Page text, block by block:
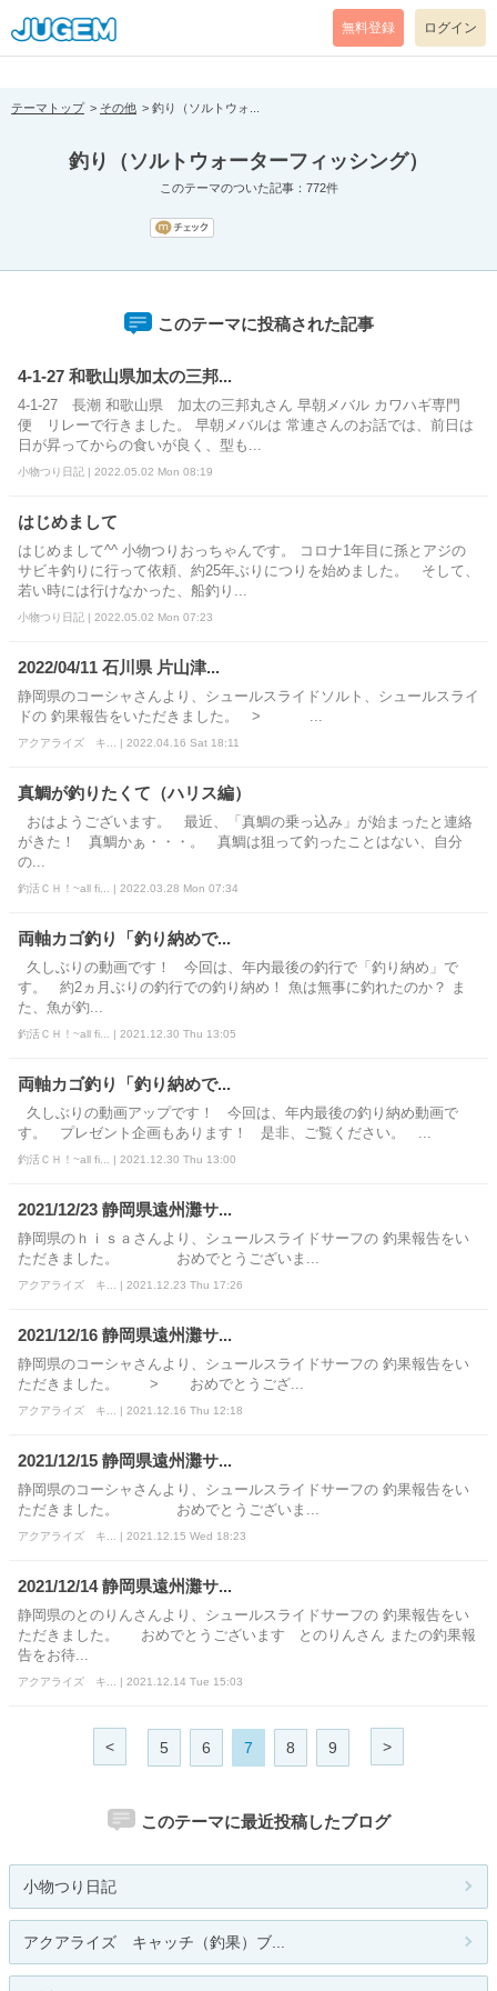
[pear_error: message="Success" code=0 mode=return level=notice
prefix="" info=""]
無料登録 ログイン
テーマトップ その他 釣り（ソルトウォ...
釣り（ソルトウォーターフィッシング）
このテーマのついた記事：772件
このテーマに投稿された記事
4-1-27 和歌山県加太の三邦...
4-1-27 長潮 和歌山県 加太の三邦丸さん 早朝メバル カワハギ専門
便 リレーで行きました。 早朝メバルは 常連さんのお話では、前日は
日が昇ってからの食いが良く、型も...
小物つり日記 | 2022.05.02 Mon 08:19
はじめまして
はじめまして^^ 小物つりおっちゃんです。 コロナ1年目に孫とアジの
サビキ釣りに行って依頼、約25年ぶりにつりを始めました。 そして、
若い時には行けなかった、船釣り...
小物つり日記 | 2022.05.02 Mon 07:23
2022/04/11 石川県 片山津...
静岡県のコーシャさんより、シュールスライドソルト、シュールスライ
ドの 釣果報告をいただきました。 > ...
アクアライズ キ... | 2022.04.16 Sat 18:11
真鯛が釣りたくて（ハリス編）
おはようございます。 最近、「真鯛の乗っ込み」が始まったと連絡
がきた！ 真鯛かぁ・・・。 真鯛は狙って釣ったことはない、自分
の...
釣活ＣＨ！~all fi... | 2022.03.28 Mon 07:34
両軸カゴ釣り「釣り納めで...
久しぶりの動画です！ 今回は、年内最後の釣行で「釣り納め」で
す。 約2ヵ月ぶりの釣行での釣り納め！ 魚は無事に釣れたのか？ ま
た、魚が釣...
釣活ＣＨ！~all fi... | 2021.12.30 Thu 13:05
両軸カゴ釣り「釣り納めで...
久しぶりの動画アップです！ 今回は、年内最後の釣り納め動画で
す。 プレゼント企画もあります！ 是非、ご覧ください。 ...
釣活ＣＨ！~all fi... | 2021.12.30 Thu 13:00
2021/12/23 静岡県遠州灘サ...
静岡県のｈｉｓａさんより、シュールスライドサーフの 釣果報告をい
ただきました。 おめでとうございま...
アクアライズ キ... | 2021.12.23 Thu 17:26
2021/12/16 静岡県遠州灘サ...
静岡県のコーシャさんより、シュールスライドサーフの 釣果報告をい
ただきました。 > おめでとうござ...
アクアライズ キ... | 2021.12.16 Thu 12:18
2021/12/15 静岡県遠州灘サ...
静岡県のコーシャさんより、シュールスライドサーフの 釣果報告をい
ただきました。 おめでとうございま...
アクアライズ キ... | 2021.12.15 Wed 18:23
2021/12/14 静岡県遠州灘サ...
静岡県のとのりんさんより、シュールスライドサーフの 釣果報告をい
ただきました。 おめでとうございます とのりんさん またの釣果報
告をお待...
アクアライズ キ... | 2021.12.14 Tue 15:03
< 5 6 7 8 9 >
このテーマに最近投稿したブログ
小物つり日記
アクアライズ キャッチ（釣果）ブ...